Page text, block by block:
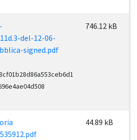
del-12-06-
signed.pdf
746.12 kB
44.89 kB